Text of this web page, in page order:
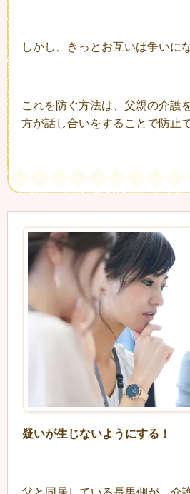
しかし、きっとお互いは争いに
これを防ぐ方法は、父親の介護
方が話し合いをすることで防止
疑いが生じないようにする！